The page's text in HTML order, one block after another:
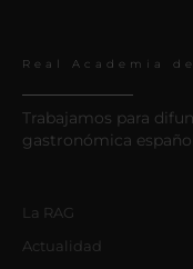
Real Academia
Trabajamos para
gastronómica
La RAG
Actualidad